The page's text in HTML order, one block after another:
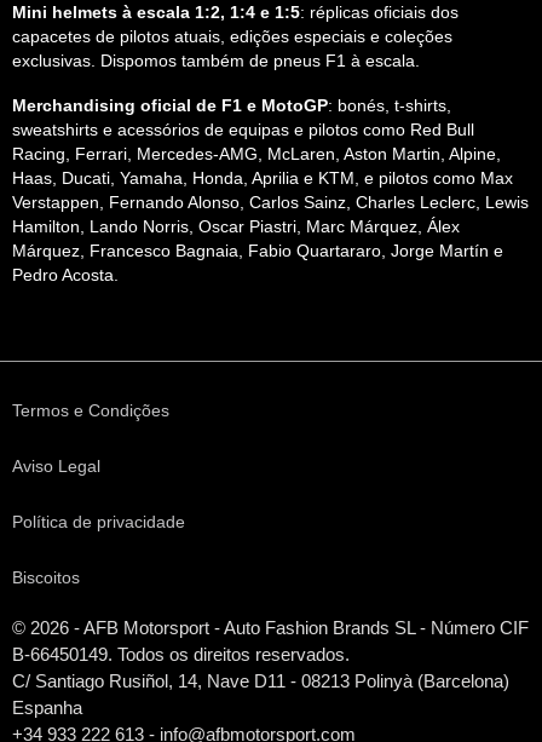
Mini helmets à escala 1:2, 1:4 e 1:5: réplicas oficiais dos
capacetes de pilotos atuais, edições especiais e coleções
exclusivas. Dispomos também de pneus F1 à escala.
Merchandising oficial de F1 e MotoGP: bonés, t-shirts,
sweatshirts e acessórios de equipas e pilotos como Red Bull
Racing, Ferrari, Mercedes-AMG, McLaren, Aston Martin, Alpine,
Haas, Ducati, Yamaha, Honda, Aprilia e KTM, e pilotos como Max
Verstappen, Fernando Alonso, Carlos Sainz, Charles Leclerc, Lewis
Hamilton, Lando Norris, Oscar Piastri, Marc Márquez, Álex
Márquez, Francesco Bagnaia, Fabio Quartararo, Jorge Martín e
Pedro Acosta.
Termos e Condições
Aviso Legal
Política de privacidade
Biscoitos
© 2026 - AFB Motorsport - Auto Fashion Brands SL- Número CIF
B-66450149. Todos os direitos reservados.
C/ Santiago Rusiñol, 14, Nave D11 - 08213 Polinyà (Barcelona)
Espanha
+34 933 222 613 - info@afbmotorsport.com